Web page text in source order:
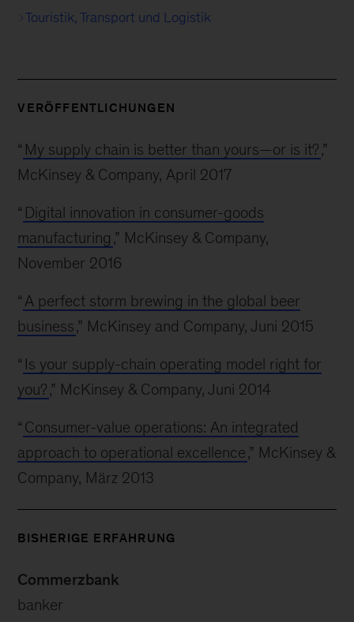
Touristik, Transport und Logistik
VERÖFFENTLICHUNGEN
“ My supply chain is better than yours—or is it?,”
McKinsey & Company, April 2017
“ Digital innovation in consumer-goods
manufacturing ,” McKinsey & Company,
November 2016
“ A perfect storm brewing in the global beer
business,” McKinsey and Company, Juni 2015
“ Is your supply-chain operating model right for
you?,” McKinsey & Company, Juni 2014
“ Consumer-value operations: An integrated
approach to operational excellence,” McKinsey &
Company, März 2013
BISHERIGE ERFAHRUNG
Commerzbank
banker